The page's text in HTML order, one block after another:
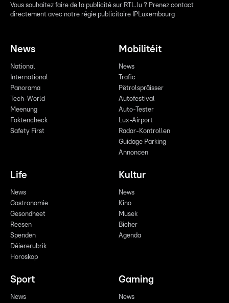
Vous souhaitez faire de la publicité sur RTL.lu ? Prenez contact
directement avec notre régie publicitaire IPLuxembourg
News
National
International
Panorama
Tech-World
Meenung
Faktencheck
Safety First
Mobilitéit
News
Trafic
Pëtrolspräisser
Autofestival
Auto-Tester
Lux-Airport
Radar-Kontrollen
Guidage Parking
Annoncen
Life
News
Gastronomie
Gesondheet
Reesen
Spenden
Déiererubrik
Horoskop
Kultur
News
Kino
Musek
Bicher
Agenda
Sport
News
Gaming
News